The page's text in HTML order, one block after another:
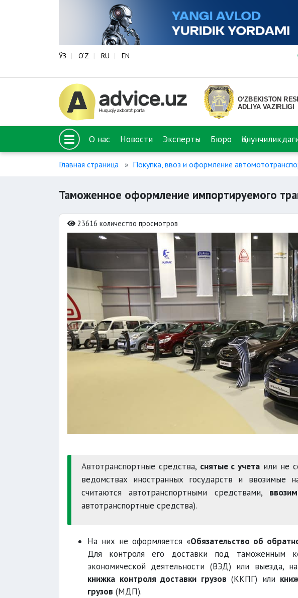
ЎЗ O‘Z RU EN
О нас Новости Эксперты Бюро
Главная страница Покупка, ввоз и оформление
Таможенное оформление импортируемого
23616 количество просмотров
Автотранспортные средства, снятые с учета или не
ведомствах иностранных государств и ввозимые
считаются автотранспортными средствами,
автотранспортные средства).
На них не оформляется «Обязательство об
Для контроля его доставки под таможенным
экономической деятельности (ВЭД) или выезда,
книжка контроля доставки грузов (ККПГ) или
грузов (МДП).